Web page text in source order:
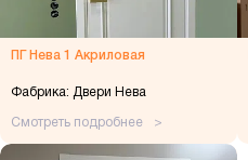
ПГ Нева 1 Акриловая
Фабрика: Двери Нева
Смотреть подробнее